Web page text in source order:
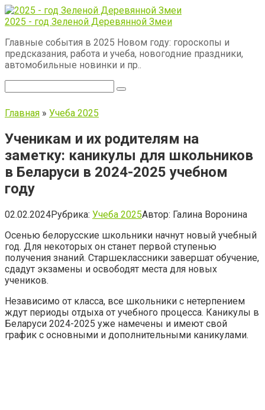
Перейти
к
2025 - год Зеленой Деревянной Змеи
Главные события в 2025 Новом году: гороскопы и
предсказания, работа и учеба, новогодние праздники,
автомобильные новинки и пр..
Главная » Учеба 2025
Ученикам и их родителям на
заметку: каникулы для школьников
в Беларуси в 2024-2025 учебном
году
02.02.2024Рубрика: Учеба 2025Автор: Галина Воронина
Осенью белорусские школьники начнут новый учебный
год. Для некоторых он станет первой ступенью
получения знаний. Старшеклассники завершат обучение,
сдадут экзамены и освободят места для новых
учеников.
Независимо от класса, все школьники с нетерпением
ждут периоды отдыха от учебного процесса. Каникулы в
Беларуси 2024-2025 уже намечены и имеют свой
график с основными и дополнительными каникулами.